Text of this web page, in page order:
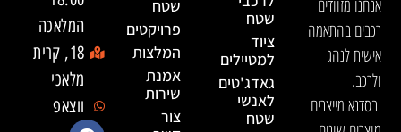
אנחנו מזוודים
רכבים בהתאמה
אישית לנהג
ולרכב.
בסדנא מייצרים
שטח
ציוד
למטיילים
גאדג'טים
לאנשי
שטח
שטח
פרויקטים
המלצות
אמנת
שירות
צור
המלאכה
18, קרית
מלאכי
ווצאפ